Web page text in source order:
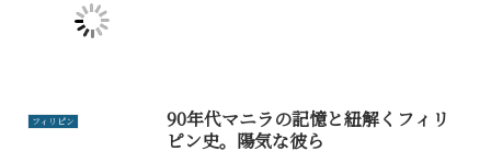
フィリピン
90年代マニラの記憶と紐解くフィリ
ピン史。陽気な彼ら